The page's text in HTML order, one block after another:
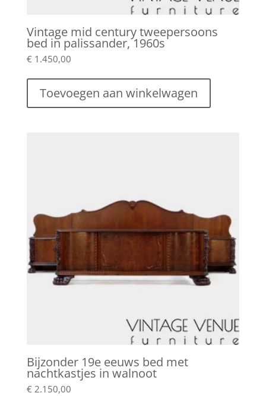
Vintage mid century tweepersoons
bed in palissander, 1960s
€ 1.450,00
Toevoegen aan winkelwagen
Bijzonder 19e eeuws bed met
nachtkastjes in walnoot
€ 2.150,00